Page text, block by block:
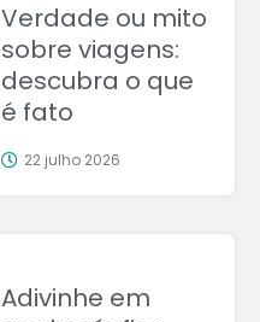
Verdade ou mito
sobre viagens:
descubra o que
é fato
22 julho 2026
Adivinhe em